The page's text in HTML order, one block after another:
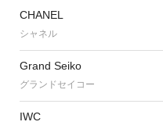
CHANEL
シャネル
Grand Seiko
グランドセイコー
IWC